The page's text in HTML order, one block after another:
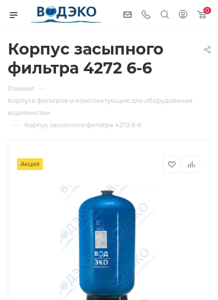
0
Корпус засыпного
фильтра 4272 6-6
Главная —
Корпуса фильтров и комплектующие для оборудования
водоочистки
— Корпус засыпного фильтра 4272 6-6
Акция